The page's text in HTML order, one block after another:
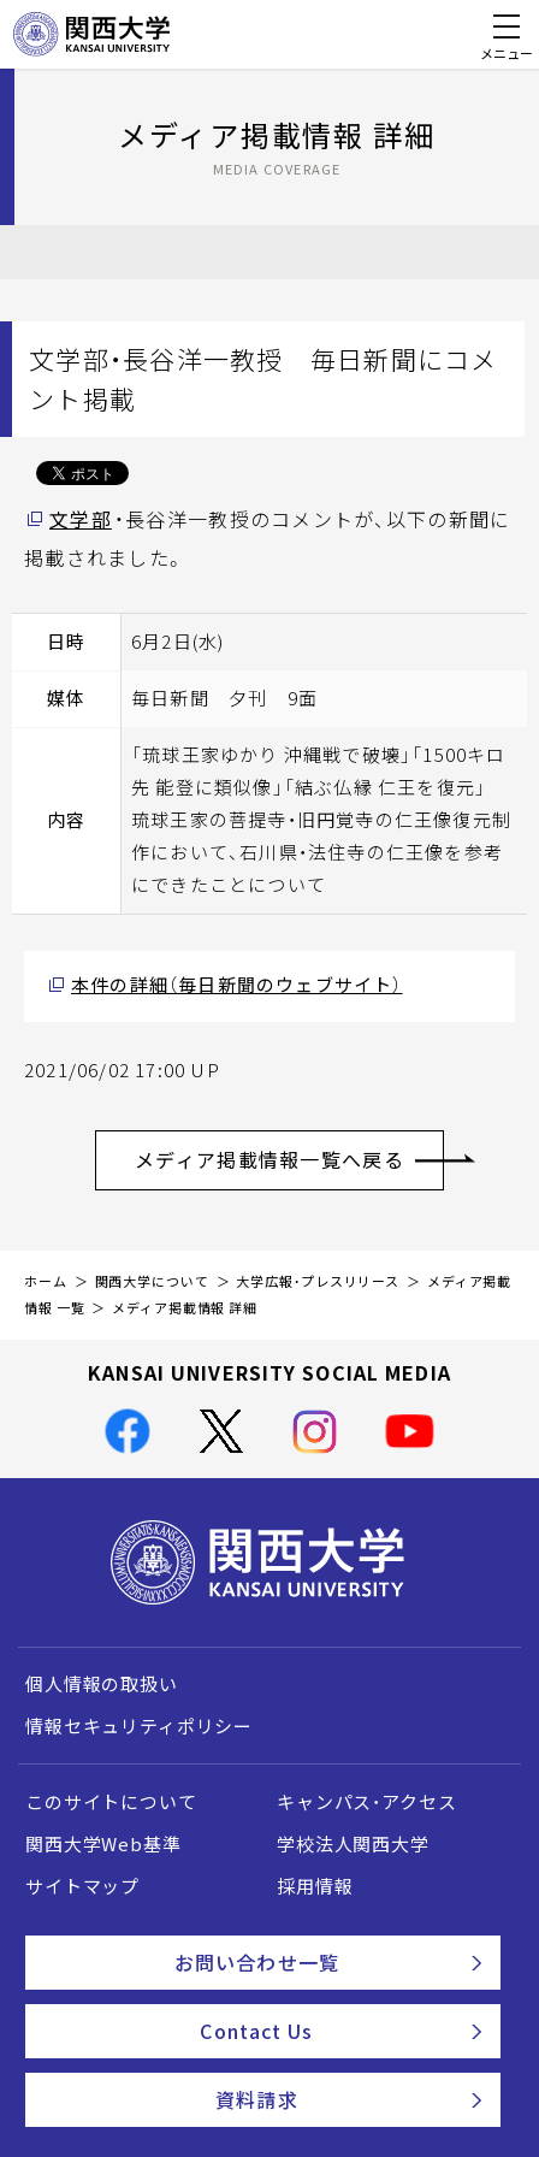
メニュー
メディア掲載情報 詳細
MEDIA COVERAGE
文学部・長谷洋一教授 毎日新聞にコメ
ント掲載
文学部 ・長谷洋一教授のコメントが、以下の新聞に
掲載されました。
日時 6月2日(水)
媒体 毎日新聞 夕刊 9面
内容
「琉球王家ゆかり 沖縄戦で破壊」「1500キロ
先 能登に類似像」「結ぶ仏縁 仁王を復元」
琉球王家の菩提寺・旧円覚寺の仁王像復元制
作において、石川県・法住寺の仁王像を参考
にできたことについて
本件の詳細（毎日新聞のウェブサイト）
2021/06/02 17:00 UP
メディア掲載情報一覧へ戻る
ホーム 関西大学について 大学広報・プレスリリース
メディア掲載
情報 一覧
メディア掲載情報 詳細
KANSAI UNIVERSITY SOCIAL MEDIA
個人情報の取扱い
情報セキュリティポリシー
このサイトについて
キャンパス・アクセス
関西大学Web基準
学校法人関西大学
サイトマップ
採用情報
お問い合わせ一覧
Contact Us
資料請求